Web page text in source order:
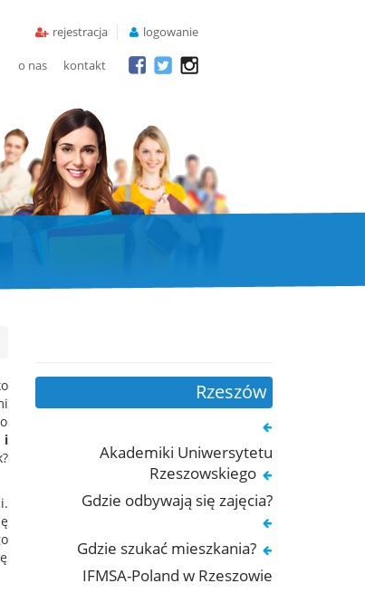
rejestracja logowanie
o nas kontakt
i
Rzeszów
Akademiki Uniwersytetu
Rzeszowskiego
Gdzie odbywają się zajęcia?
Gdzie szukać mieszkania?
IFMSA-Poland w Rzeszowie